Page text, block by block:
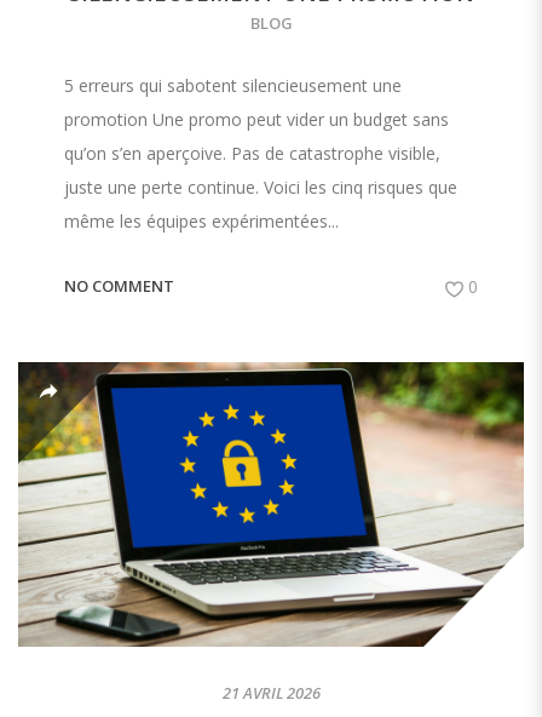
BLOG
5 erreurs qui sabotent silencieusement une
promotion Une promo peut vider un budget sans
qu’on s’en aperçoive. Pas de catastrophe visible,
juste une perte continue. Voici les cinq risques que
même les équipes expérimentées...
NO COMMENT 0
21 AVRIL 2026